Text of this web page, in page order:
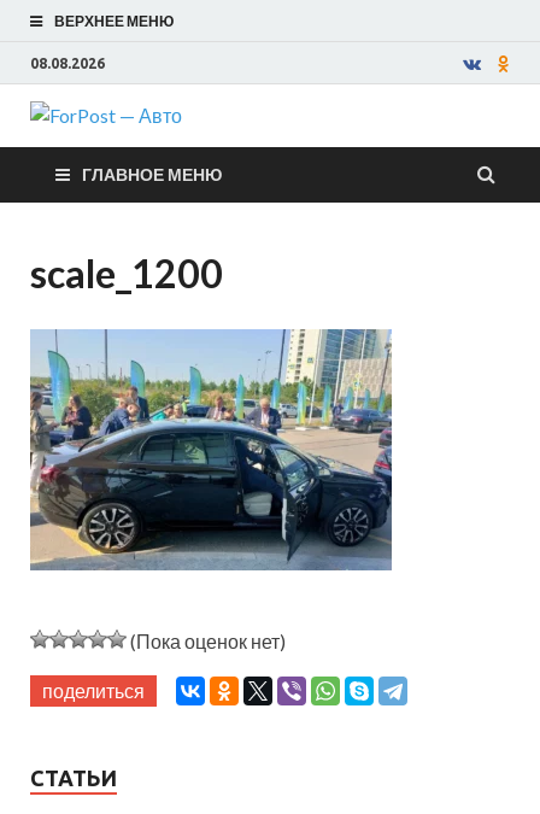
ВЕРХНЕЕ МЕНЮ
08.08.2026
ForPost —
Авто
ГЛАВНОЕ МЕНЮ
scale_1200
(Пока оценок нет)
поделиться
СТАТЬИ